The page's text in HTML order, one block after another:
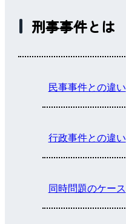
刑事事件とは
民事事件との違い
行政事件との違い
同時問題のケース